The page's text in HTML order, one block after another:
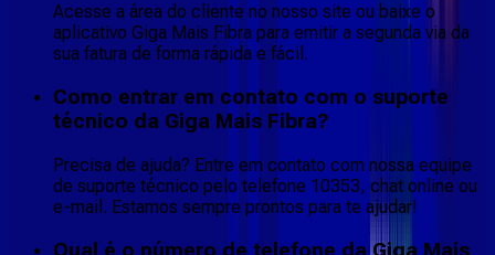
Acesse a área do cliente no nosso site ou baixe o
aplicativo Giga Mais Fibra para emitir a segunda via da
sua fatura de forma rápida e fácil.
Como entrar em contato com o suporte
técnico da Giga Mais Fibra?
Precisa de ajuda? Entre em contato com nossa equipe
de suporte técnico pelo telefone 10353, chat online ou
e-mail. Estamos sempre prontos para te ajudar!
Qual é o número de telefone da Giga Mais